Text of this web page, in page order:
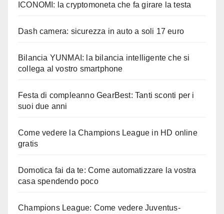
ICONOMI: la cryptomoneta che fa girare la testa
Dash camera: sicurezza in auto a soli 17 euro
Bilancia YUNMAI: la bilancia intelligente che si
collega al vostro smartphone
Festa di compleanno GearBest: Tanti sconti per i
suoi due anni
Come vedere la Champions League in HD online
gratis
Domotica fai da te: Come automatizzare la vostra
casa spendendo poco
Champions League: Come vedere Juventus-